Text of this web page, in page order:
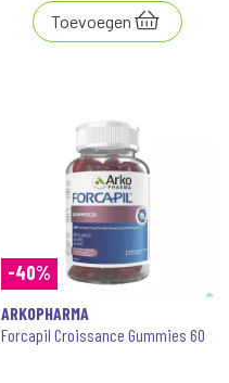
Toevoegen
-40%
ARKOPHARMA
Forcapil Croissance Gummies 60